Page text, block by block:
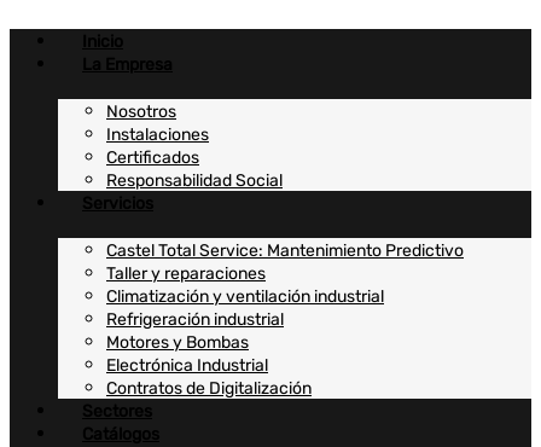
contenido
Inicio
La Empresa
Nosotros
Instalaciones
Certificados
Responsabilidad Social
Servicios
Castel Total Service: Mantenimiento Predictivo
Taller y reparaciones
Climatización y ventilación industrial
Refrigeración industrial
Motores y Bombas
Electrónica Industrial
Contratos de Digitalización
Sectores
Catálogos